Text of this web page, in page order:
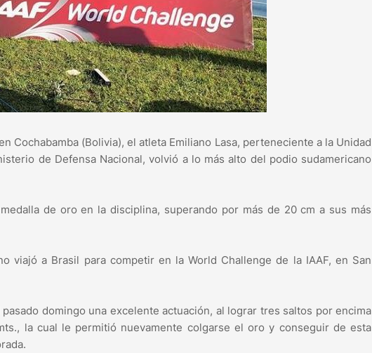
Cochabamba (Bolivia), el atleta Emiliano Lasa, perteneciente a la Unidad
de Defensa Nacional, volvió a lo más alto del podio sudamericano
de oro en la disciplina, superando por más de 20 cm a sus más
viajó a Brasil para competir en la World Challenge de la IAAF, en San
domingo una excelente actuación, al lograr tres saltos por encima
la cual le permitió nuevamente colgarse el oro y conseguir de esta